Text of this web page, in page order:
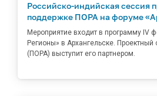
Российско-индийская сессия
поддержке ПОРА на форуме
Мероприятие входит в программу IV
Регионы» в Архангельске. Проектный
(ПОРА) выступит его партнером.